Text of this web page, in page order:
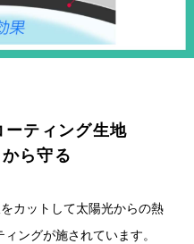
ーティング生地
ら守る
カットして太陽光からの熱
ングが施されています。